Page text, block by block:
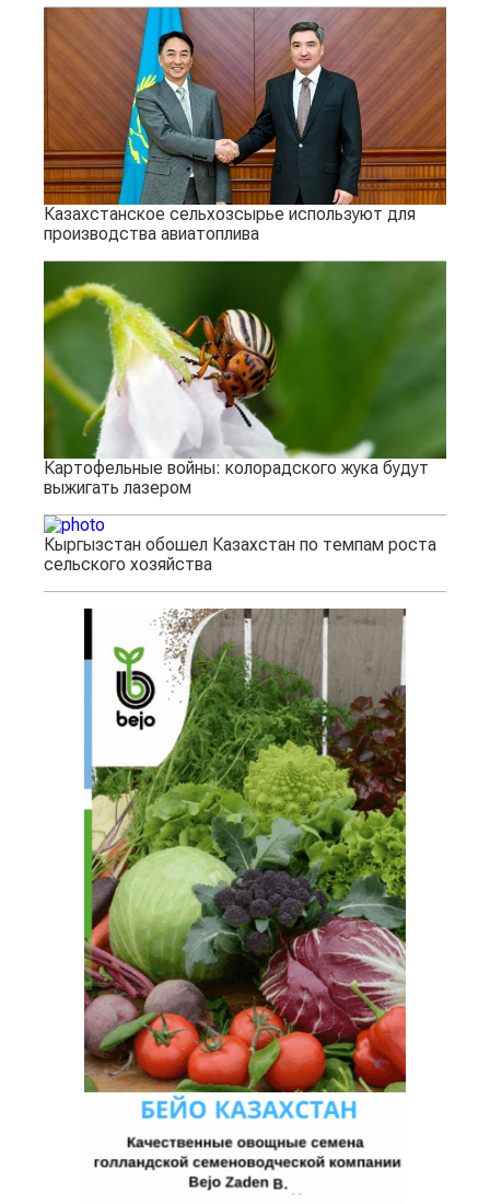
Казахстанское сельхозсырье используют для
производства авиатоплива
Картофельные войны: колорадского жука будут
выжигать лазером
Кыргызстан обошел Казахстан по темпам роста
сельского хозяйства